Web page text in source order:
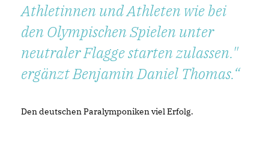
Athletinnen und Athleten wie bei
den Olympischen Spielen unter
neutraler Flagge starten zulassen."
ergänzt Benjamin Daniel Thomas.
Den deutschen Paralymponiken viel Erfolg.